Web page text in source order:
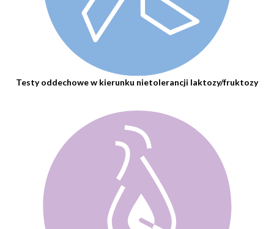
Testy oddechowe w kierunku nietolerancji laktozy/fruktozy